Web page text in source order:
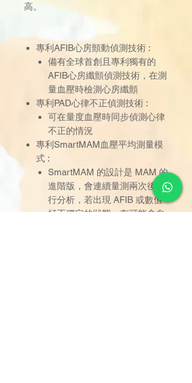
高。
專利AFIB心房顫動偵測技術 :
備有全球首創且專利獨有的
AFIB心房纖顫偵測技術，在測
量血壓時檢測心房纖顫
專利PAD心律不正偵測技術 :
可在量度血壓時同步偵測心律
不正的情況
專利SmartMAM血壓平均測量模
式 :
SmartMAM 的設計是 MAM 的
進階版，會連續量測兩次後進
行分析，若出現 AFIB 或數值
極不穩定的狀態，有可能會自